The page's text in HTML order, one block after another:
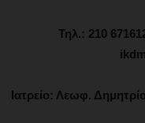
Τηλ.: 210
Ιατρείο: Λεωφ.